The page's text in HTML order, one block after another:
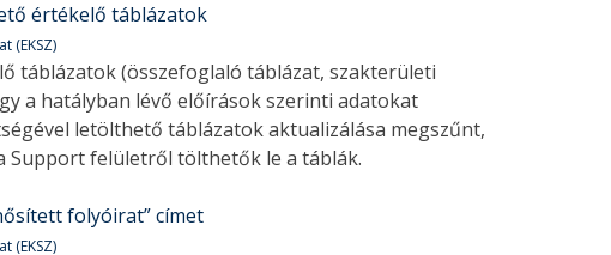
értékelő táblázatok
(EKSZ)
táblázatok (összefoglaló táblázat, szakterületi
a hatályban lévő előírások szerinti adatokat
letölthető táblázatok aktualizálása megszűnt,
Support felületről tölthetők le a táblák.
folyóirat” címet
(EKSZ)